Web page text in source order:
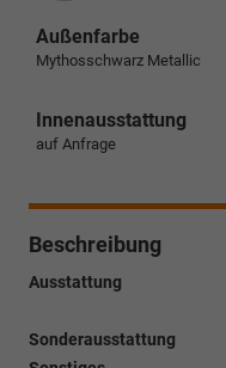
Außenfarbe
Mythosschwarz Metallic
Innenausstattung
auf Anfrage
Beschreibung
Ausstattung
Sonderausstattung